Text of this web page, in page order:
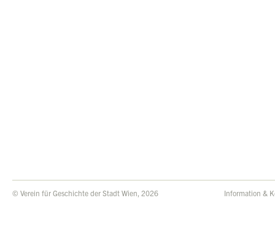
© Verein für Geschichte der Stadt Wien, 2026 Information &